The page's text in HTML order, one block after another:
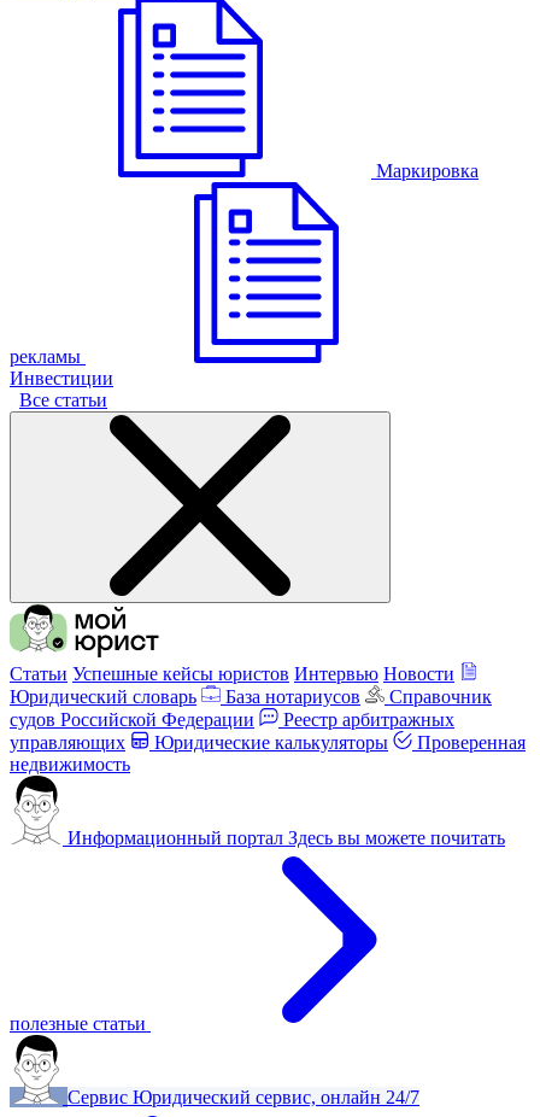
Маркировка
рекламы
Инвестиции
Все статьи
Статьи Успешные кейсы юристов Интервью Новости
Юридический словарь
База нотариусов
Справочник
судов Российской Федерации
Реестр арбитражных
управляющих
Юридические калькуляторы
Проверенная
недвижимость
Информационный портал Здесь вы можете почитать
полезные статьи
Сервис Юридический сервис, онлайн 24/7